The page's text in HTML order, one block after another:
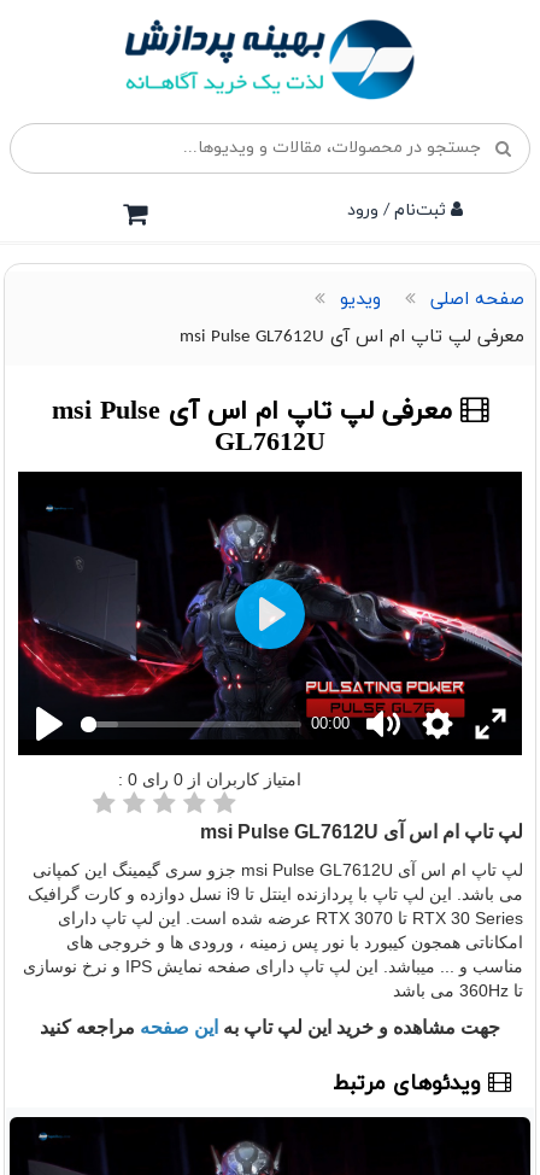
ثبت‌نام / ورود
صفحه اصلی
ویدیو
معرفی لپ تاپ ام اس آی msi Pulse GL7612U
معرفی لپ تاپ ام اس آی msi Pulse
GL7612U
00:00
Play
امتیاز کاربران از 0 رای 0
:
لپ تاپ ام اس آی msi Pulse GL7612U
لپ تاپ ام اس آی msi Pulse GL7612U جزو سری گیمینگ این کمپانی
می باشد. این لپ تاپ با پردازنده اینتل تا i9 نسل دوازده و کارت گرافیک
RTX 30 Series تا RTX 3070 عرضه شده است. این لپ تاپ دارای
امکاناتی همجون کیبورد با نور پس زمینه ، ورودی ها و خروجی های
مناسب و ... میباشد. این لپ تاپ دارای صفحه نمایش IPS و نرخ نوسازی
تا 360Hz می باشد
جهت مشاهده و خرید این لپ تاپ به این صفحه مراجعه کنید
ویدئوهای مرتبط